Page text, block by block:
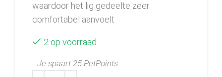
waardoor het lig gedeelte zeer
comfortabel aanvoelt
2 op voorraad
Je spaart 25 PetPoints